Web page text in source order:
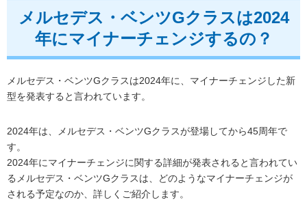
メルセデス・ベンツGクラスは2024
年にマイナーチェンジするの？
メルセデス・ベンツGクラスは2024年に、マイナーチェンジした新
型を発表すると言われています。
2024年は、メルセデス・ベンツGクラスが登場してから45周年で
す。
2024年にマイナーチェンジに関する詳細が発表されると言われてい
るメルセデス・ベンツGクラスは、どのようなマイナーチェンジが
される予定なのか、詳しくご紹介します。